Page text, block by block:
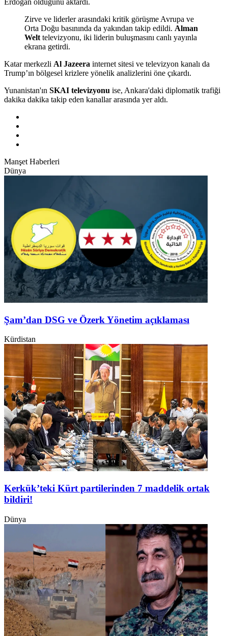
Zirve ve liderler arasındaki kritik görüşme Avrupa ve
Orta Doğu basınında da yakından takip edildi. Alman
Welt televizyonu, iki liderin buluşmasını canlı yayınla
ekrana getirdi.
Katar merkezli Al Jazeera internet sitesi ve televizyon kanalı da
Trump’ın bölgesel krizlere yönelik analizlerini öne çıkardı.
Yunanistan'ın SKAI televizyonu ise, Ankara'daki diplomatik trafiği
dakika dakika takip eden kanallar arasında yer aldı.
Manşet Haberleri
Dünya
Şam’dan DSG ve Özerk Yönetim açıklaması
Kürdistan
Kerkük’teki Kürt partilerinden 7 maddelik ortak
bildiri!
Dünya